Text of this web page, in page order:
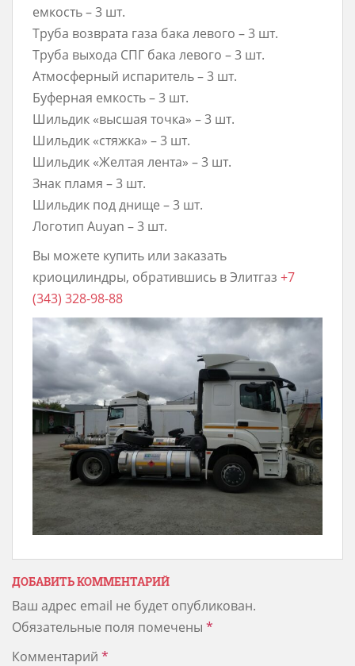
емкость – 3 шт.
Труба возврата газа бака левого – 3 шт.
Труба выхода СПГ бака левого – 3 шт.
Атмосферный испаритель – 3 шт.
Буферная емкость – 3 шт.
Шильдик «высшая точка» – 3 шт.
Шильдик «стяжка» – 3 шт.
Шильдик «Желтая лента» – 3 шт.
Знак пламя – 3 шт.
Шильдик под днище – 3 шт.
Логотип Аuyаn – 3 шт.
Вы можете купить или заказать
криоцилиндры, обратившись в Элитгаз +7
(343) 328-98-88
ДОБАВИТЬ КОММЕНТАРИЙ
Ваш адрес email не будет опубликован.
Обязательные поля помечены *
Комментарий *